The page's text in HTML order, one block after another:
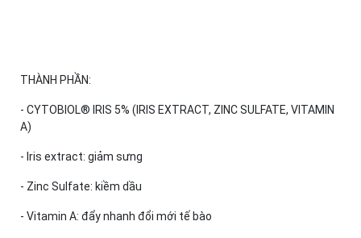
THÀNH PHẦN:
- CYTOBIOL® IRIS 5% (IRIS EXTRACT, ZINC SULFATE, VITAMIN
A)
- Iris extract: giảm sưng
- Zinc Sulfate: kiềm dầu
- Vitamin A: đẩy nhanh đổi mới tế bào